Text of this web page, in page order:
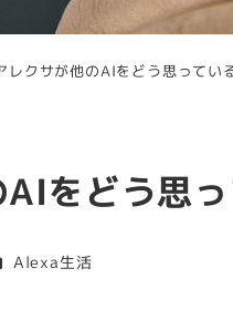
レクサが他のAIをどう思ってい
をどう思
ゴリー
Alexa生活